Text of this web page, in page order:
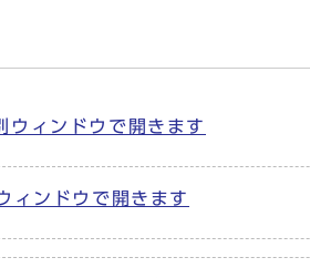
ィンドウで開きます
ンドウで開きます